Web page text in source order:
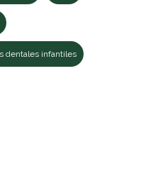
dentales infantiles